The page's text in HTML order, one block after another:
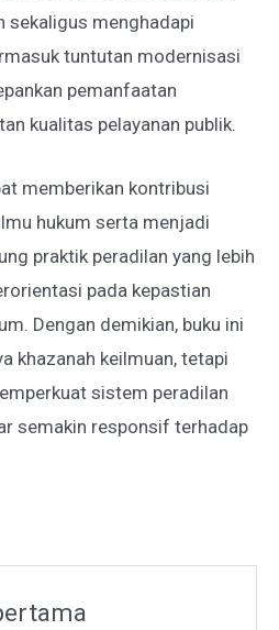
sekaligus menghadapi
tuntutan modernisasi
pemanfaatan
kualitas pelayanan publik.
memberikan kontribusi
hukum serta menjadi
praktik peradilan yang lebih
pada kepastian
Dengan demikian, buku ini
khazanah keilmuan, tetapi
sistem peradilan
semakin responsif terhadap